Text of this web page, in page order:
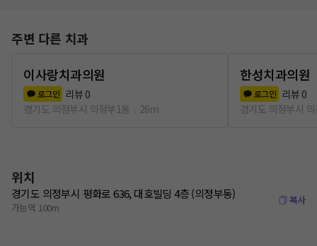
주변 다른 치과
이사랑치과의원
로그인 리뷰 0
경기도 의정부시 의정부1동
26m
한성치과의원
로그인 리뷰 0
경기도 의정부시
위치
경기도 의정부시 평화로 636, 대호빌딩 4층 (의정부동)
가능역 100m
복사